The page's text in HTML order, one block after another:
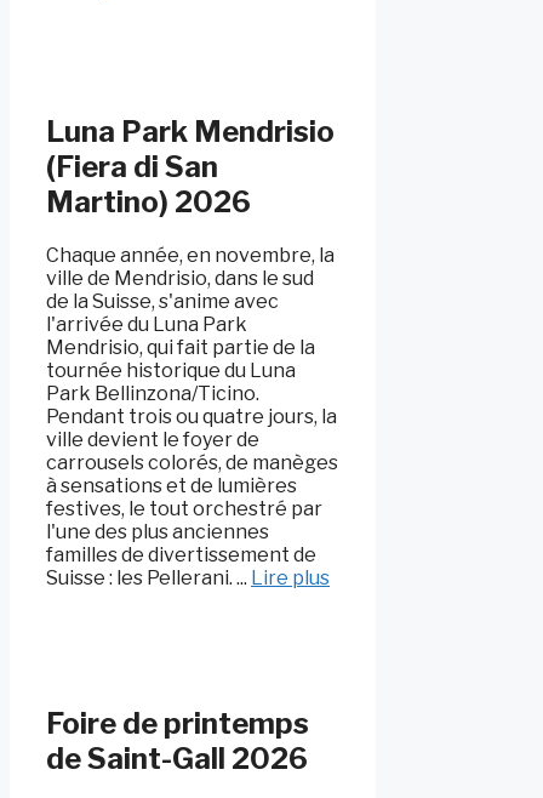
Luna Park Mendrisio
(Fiera di San
Martino) 2026
Chaque année, en novembre, la
ville de Mendrisio, dans le sud
de la Suisse, s'anime avec
l'arrivée du Luna Park
Mendrisio, qui fait partie de la
tournée historique du Luna
Park Bellinzona/Ticino.
Pendant trois ou quatre jours, la
ville devient le foyer de
carrousels colorés, de manèges
à sensations et de lumières
festives, le tout orchestré par
l'une des plus anciennes
familles de divertissement de
Suisse : les Pellerani. ... Lire plus
Foire de printemps
de Saint-Gall 2026